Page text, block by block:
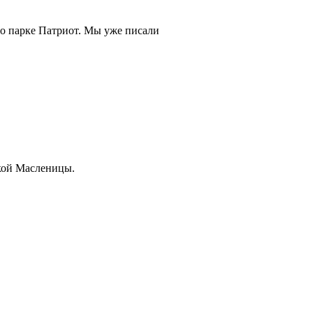
о парке Патриот. Мы уже писали
Масленицы.